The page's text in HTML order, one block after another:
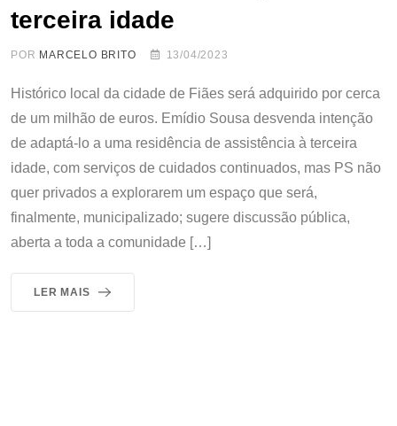
terceira idade
POR MARCELO BRITO 13/04/2023
Histórico local da cidade de Fiães será adquirido por cerca
de um milhão de euros. Emídio Sousa desvenda intenção
de adaptá-lo a uma residência de assistência à terceira
idade, com serviços de cuidados continuados, mas PS não
quer privados a explorarem um espaço que será,
finalmente, municipalizado; sugere discussão pública,
aberta a toda a comunidade […]
LER MAIS